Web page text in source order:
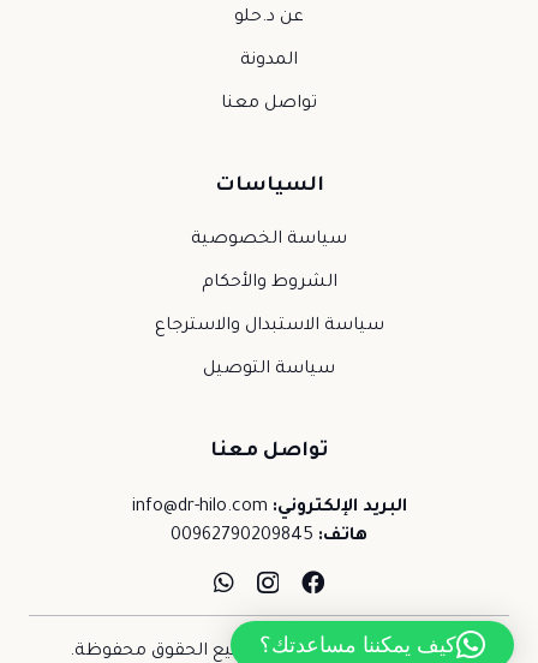
عن د.حلو
المدونة
تواصل معنا
السياسات
سياسة الخصوصية
الشروط والأحكام
سياسة الاستبدال والاسترجاع
سياسة التوصيل
تواصل معنا
البريد الإلكتروني: info@dr-hilo.com
هاتف: 00962790209845
حقوق النشر © 2026 د.حلو. جميع الحقوق محفوظة.
كيف يمكننا مساعدتك؟